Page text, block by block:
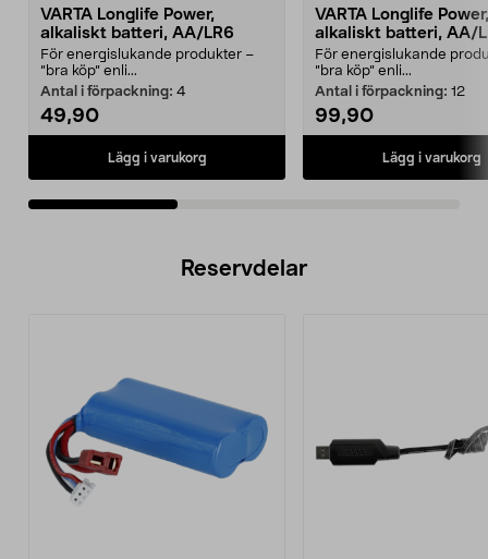
VARTA Longlife Power,
alkaliskt batteri, AA/LR6
För energislukande produkter –
”bra köp” enli...
Antal i förpackning: 4
49,90
Lägg i varukorg
VARTA Longlife Power,
alkaliskt batteri, AA/
För energislukande
”bra köp” enli...
Antal i förpackning: 12
99,90
Lägg i varukorg
Reservdelar